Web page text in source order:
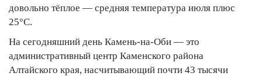
довольно тёплое — средняя температура июля плюс
25°С.
На сегодняшний день Камень-на-Оби — это
административный центр Каменского района
Алтайского края, насчитывающий почти 43 тысячи